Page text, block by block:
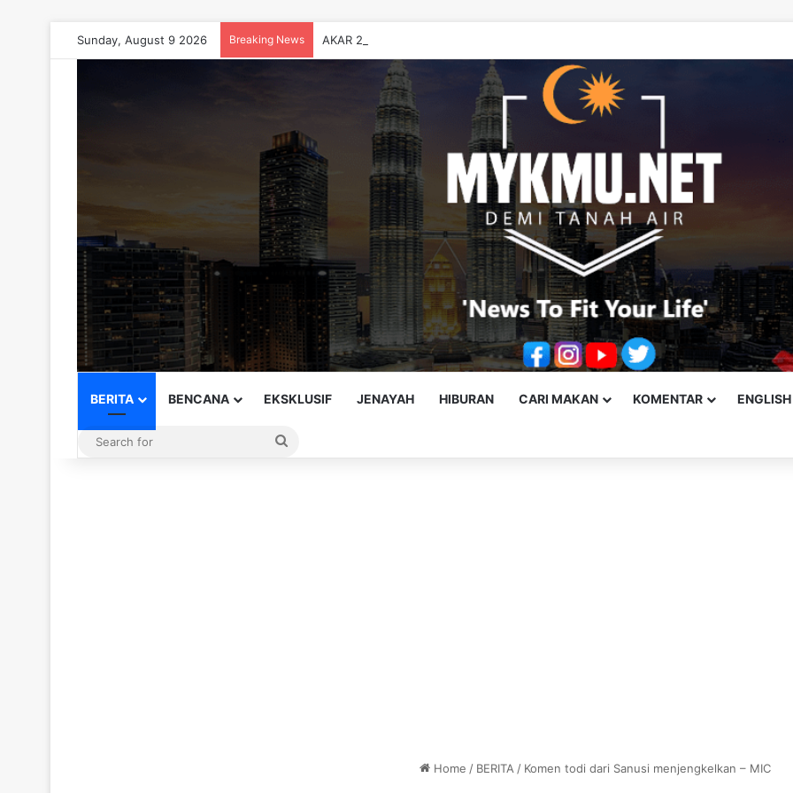
Sunday, August 9 2026 Breaking News AKAR 2026 Terus Santuni Murid, Gilap Kreativiti Generasi Muda
BERITA BENCANA EKSKLUSIF JENAYAH HIBURAN CARI MAKAN KOMENTAR
Home / BERITA / Komen todi dari Sanusi menjengkelkan – MIC